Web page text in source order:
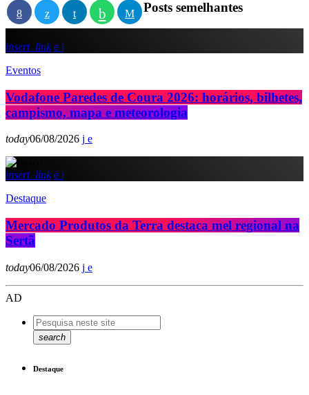
Posts semelhantes
insert_link
Eventos
Vodafone Paredes de Coura 2026: horários, bilhetes,
campismo, mapa e meteorologia
today06/08/2026
insert_link
Destaque
Mercado Produtos da Terra destaca mel regional na
Sertã
today06/08/2026
AD
search
Destaque